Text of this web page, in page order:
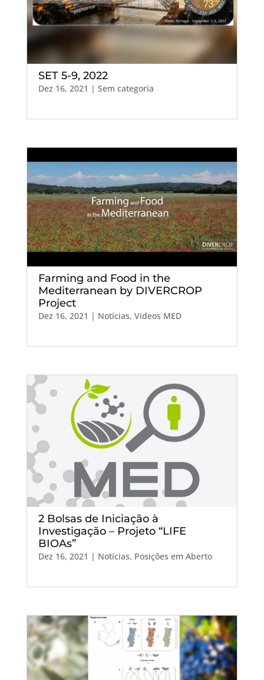
SET 5-9, 2022
Dez 16, 2021 | Sem categoria
Farming and Food in the
Mediterranean by DIVERCROP
Project
Dez 16, 2021 | Notícias, Videos MED
2 Bolsas de Iniciação à
Investigação – Projeto “LIFE
BIOAs”
Dez 16, 2021 | Notícias, Posições em Aberto